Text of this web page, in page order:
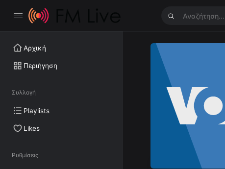
Αρχική
Περιήγηση
Συλλογή
Playlists
Likes
Ρυθμίσεις